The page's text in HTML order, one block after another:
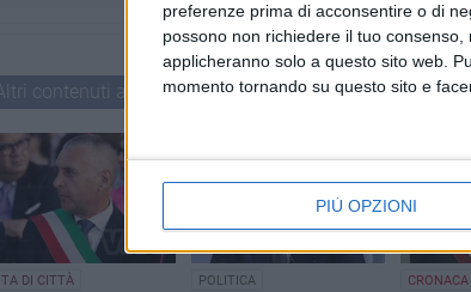
preferenze prima di acconsentire o di
possono non richiedere il tuo
applicheranno solo a questo sito web.
momento tornando su questo sito e
PIÙ OPZIONI
contenuti a tema
DI CITTÀ POLITICA CRONACA